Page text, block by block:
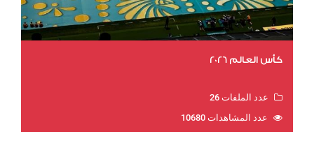
كأس العالم 2026
عدد الملفات 26
عدد المشاهدات 10680